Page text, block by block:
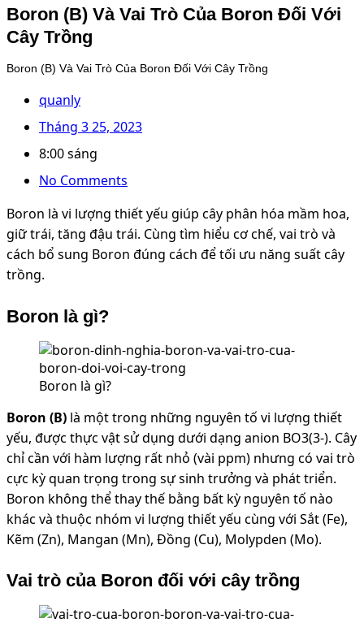
Boron (B) Và Vai Trò Của Boron Đối Với
Cây Trồng
Boron (B) Và Vai Trò Của Boron Đối Với Cây Trồng
quanly
Tháng 3 25, 2023
8:00 sáng
No Comments
Boron là vi lượng thiết yếu giúp cây phân hóa mầm hoa,
giữ trái, tăng đậu trái. Cùng tìm hiểu cơ chế, vai trò và
cách bổ sung Boron đúng cách để tối ưu năng suất cây
trồng.
Boron là gì?
Boron là gì?
Boron (B) là một trong những nguyên tố vi lượng thiết
yếu, được thực vật sử dụng dưới dạng anion BO3(3-). Cây
chỉ cần với hàm lượng rất nhỏ (vài ppm) nhưng có vai trò
cực kỳ quan trọng trong sự sinh trưởng và phát triển.
Boron không thể thay thế bằng bất kỳ nguyên tố nào
khác và thuộc nhóm vi lượng thiết yếu cùng với Sắt (Fe),
Kẽm (Zn), Mangan (Mn), Đồng (Cu), Molypden (Mo).
Vai trò của Boron đối với cây trồng